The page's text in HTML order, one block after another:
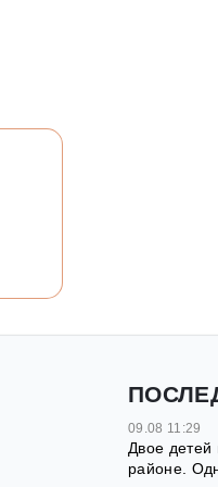
09.08 11:29
Двое детей
районе.